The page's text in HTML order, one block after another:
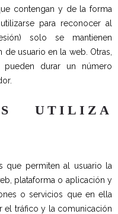
contengan y de la forma
para reconocer al
solo se mantienen
usuario en la web. Otras,
pueden durar un número
UTILIZA
que permiten al usuario la
plataforma o aplicación y
o servicios que en ella
el tráfico y la comunicación